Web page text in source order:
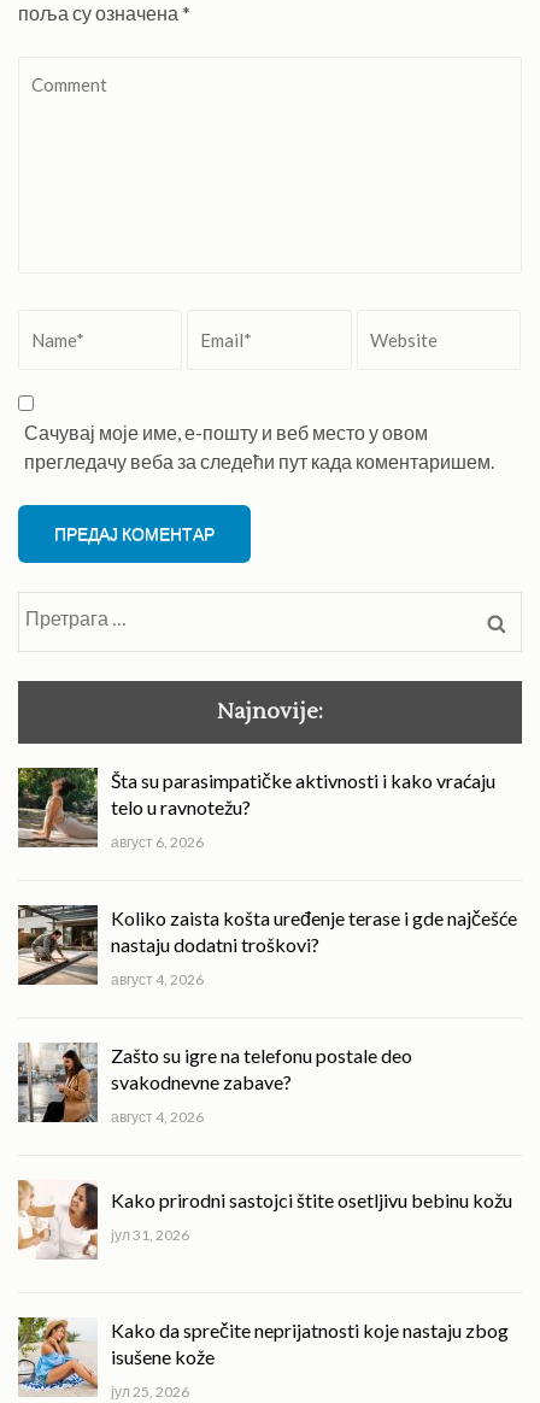
поља су означена *
Сачувај моје име, е-пошту и веб место у овом
прегледачу веба за следећи пут када коментаришем.
Najnovije:
Šta su parasimpatičke aktivnosti i kako vraćaju
telo u ravnotežu?
август 6, 2026
Koliko zaista košta uređenje terase i gde najčešće
nastaju dodatni troškovi?
август 4, 2026
Zašto su igre na telefonu postale deo
svakodnevne zabave?
август 4, 2026
Kako prirodni sastojci štite osetljivu bebinu kožu
јул 31, 2026
Kako da sprečite neprijatnosti koje nastaju zbog
isušene kože
јул 25, 2026